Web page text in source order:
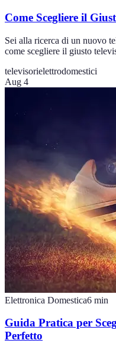
Come Scegliere il
Sei alla ricerca di un nuovo
come scegliere il giusto
televisorielettrodomestici
Aug 4
Elettronica Domestica6 min
Guida Pratica per
Perfetto